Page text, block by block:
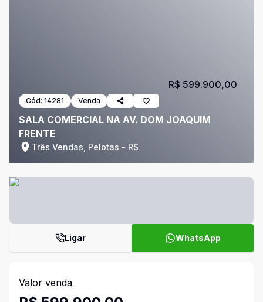
Cód: 14281 Venda
SALA COMERCIAL NA AV. DOM JOAQUIM
FRENTE
Três Vendas, Pelotas - RS
R$ 599.900,00
Ligar WhatsApp
Valor venda